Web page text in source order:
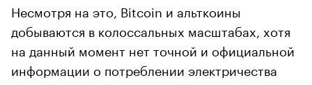
Несмотря на это, Bitcoin и альткоины
добываются в колоссальных масштабах, хотя
на данный момент нет точной и официальной
информации о потреблении электричества